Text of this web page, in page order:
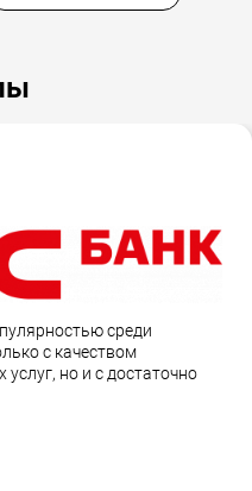
среди
с качеством
но и с достаточно